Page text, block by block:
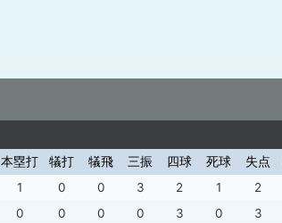
本塁打 犠打 犠飛 三振 四球 死球 失点
1 0 0 3 2 1 2
0 0 0 0 3 0 3